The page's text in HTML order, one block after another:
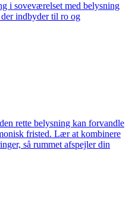
i soveværelset med belysning
indbyder til ro og
rette belysning kan forvandle
fristed. Lær at kombinere
så rummet afspejler din